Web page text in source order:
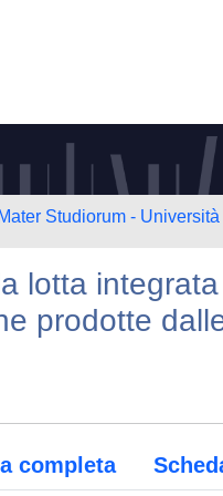
Studiorum -
lotta
prodotte
completa